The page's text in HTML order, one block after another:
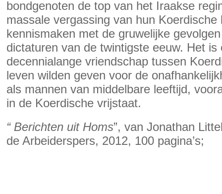
bondgenoten de top van het Iraakse
massale vergassing van hun
kennismaken met de gruwelijke
dictaturen van de twintigste eeuw. Het
decennialange vriendschap tussen
leven wilden geven voor de
als mannen van middelbare leeftijd,
in de Koerdische vrijstaat.
“ Berichten uit Homs”, van Jonathan
de Arbeiderspers, 2012, 100 pagina’s;